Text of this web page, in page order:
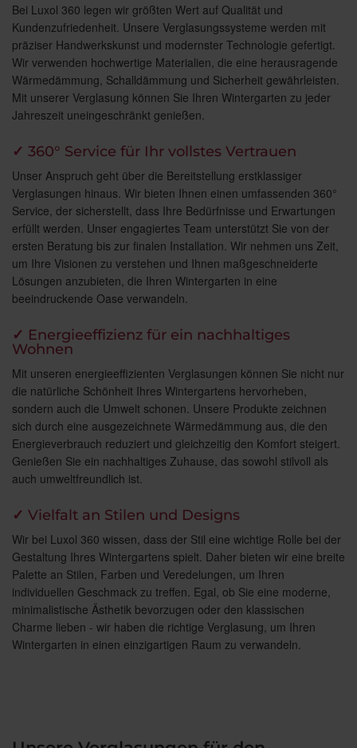
Bei Luxol 360 legen wir größten Wert auf Qualität und
Kundenzufriedenheit. Unsere Verglasungssysteme werden mit
präziser Handwerkskunst und modernster Technologie gefertigt.
Wir verwenden hochwertige Materialien, die eine herausragende
Wärmedämmung, Schalldämmung und Sicherheit gewährleisten.
Mit unserer Verglasung können Sie Ihren Wintergarten zu jeder
Jahreszeit uneingeschränkt genießen.
✓ 360° Service für Ihr vollstes Vertrauen
Unser Anspruch geht über die Bereitstellung erstklassiger
Verglasungen hinaus. Wir bieten Ihnen einen umfassenden 360°
Service, der sicherstellt, dass Ihre Bedürfnisse und Erwartungen
erfüllt werden. Unser engagiertes Team unterstützt Sie von der
ersten Beratung bis zur finalen Installation. Wir nehmen uns Zeit,
um Ihre Visionen zu verstehen und Ihnen maßgeschneiderte
Lösungen anzubieten, die Ihren Wintergarten in eine
beeindruckende Oase verwandeln.
✓ Energieeffizienz für ein nachhaltiges
Wohnen
Mit unseren energieeffizienten Verglasungen können Sie nicht nur
die natürliche Schönheit Ihres Wintergartens hervorheben,
sondern auch die Umwelt schonen. Unsere Produkte zeichnen
sich durch eine ausgezeichnete Wärmedämmung aus, die den
Energieverbrauch reduziert und gleichzeitig den Komfort steigert.
Genießen Sie ein nachhaltiges Zuhause, das sowohl stilvoll als
auch umweltfreundlich ist.
✓ Vielfalt an Stilen und Designs
Wir bei Luxol 360 wissen, dass der Stil eine wichtige Rolle bei der
Gestaltung Ihres Wintergartens spielt. Daher bieten wir eine breite
Palette an Stilen, Farben und Veredelungen, um Ihren
individuellen Geschmack zu treffen. Egal, ob Sie eine moderne,
minimalistische Ästhetik bevorzugen oder den klassischen
Charme lieben - wir haben die richtige Verglasung, um Ihren
Wintergarten in einen einzigartigen Raum zu verwandeln.